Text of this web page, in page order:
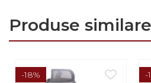
Produse similare
-18% -